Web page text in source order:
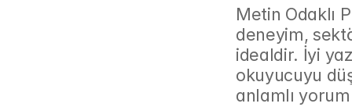
Metin Odaklı
deneyim,
idealdir. İyi
okuyucuyu
anlamlı